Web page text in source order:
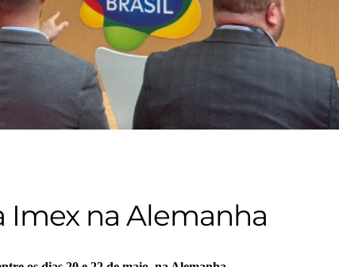
Imex na Alemanha